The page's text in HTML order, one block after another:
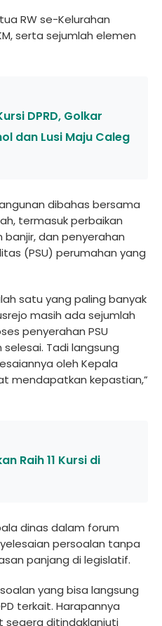
RW se-Kelurahan
serta sejumlah elemen
DPRD, Golkar
dan Lusi Maju Caleg
dibahas bersama
termasuk perbaikan
dan penyerahan
(PSU) perumahan yang
satu yang paling banyak
masih ada sejumlah
penyerahan PSU
Tadi langsung
oleh Kepala
mendapatkan kepastian,”
Raih 11 Kursi di
dinas dalam forum
persoalan tanpa
panjang di legislatif.
yang bisa langsung
terkait. Harapannya
segera ditindaklanjuti